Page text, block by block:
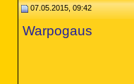
07.05.2015, 09:42
Warpogaus